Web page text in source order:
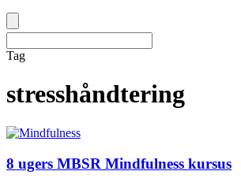
Tag
stresshåndtering
8 ugers MBSR Mindfulness kursus